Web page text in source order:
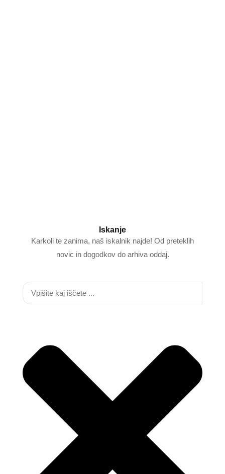
Iskanje
Karkoli te zanima, naš iskalnik najde! Od preteklih
novic in dogodkov do arhiva oddaj.